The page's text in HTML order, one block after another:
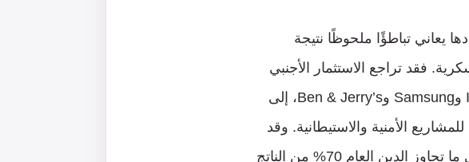
يعاني تباطؤًا ملحوظًا نتيجة
فقد تراجع الاستثمار الأجنبي
بنسبة 46% منذ عام 2019، مع انسحاب شركات كبرى مثل Intel وSamsung وBen & Jerry’s، إلى
الأمنية والاستيطانية. وقد
انخفض النموّ من 4.5% عام 2021 إلى نحو 2.8% عام 2025، في ما تجاوز الدين العام 70% من الناتج